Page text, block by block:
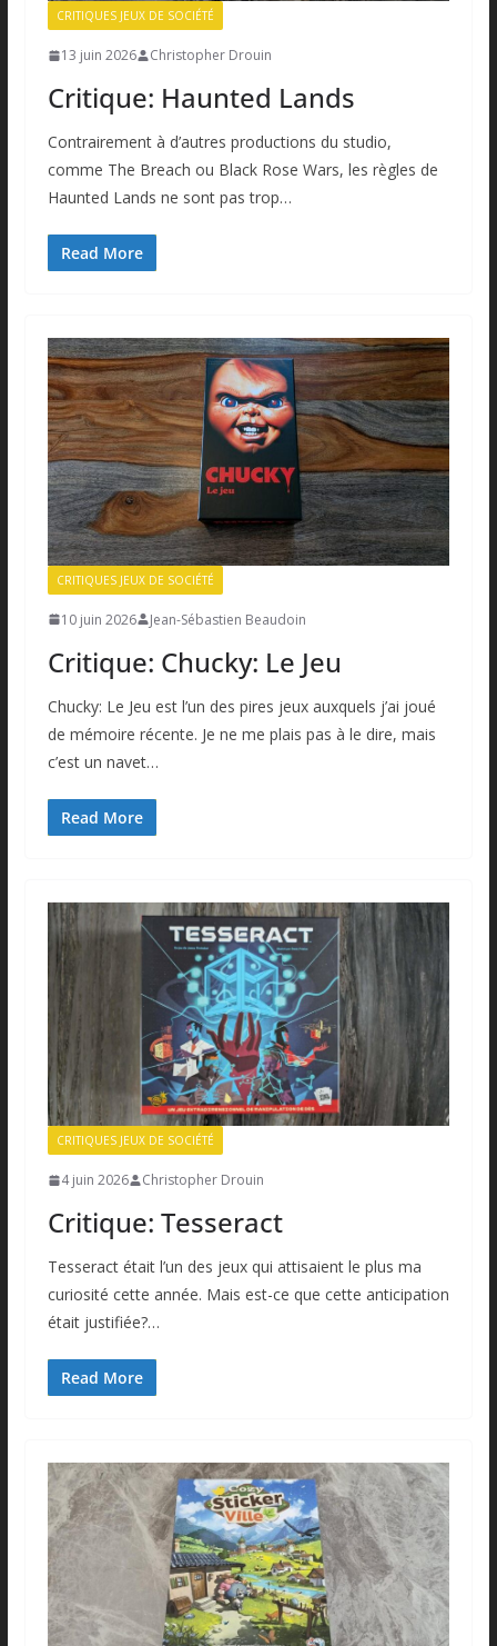
CRITIQUES JEUX DE SOCIÉTÉ
13 juin 2026 Christopher Drouin
Critique: Haunted Lands
Contrairement à d’autres productions du studio,
comme The Breach ou Black Rose Wars, les règles de
Haunted Lands ne sont pas trop…
Read More
CRITIQUES JEUX DE SOCIÉTÉ
10 juin 2026 Jean-Sébastien Beaudoin
Critique: Chucky: Le Jeu
Chucky: Le Jeu est l’un des pires jeux auxquels j’ai joué
de mémoire récente. Je ne me plais pas à le dire, mais
c’est un navet…
Read More
CRITIQUES JEUX DE SOCIÉTÉ
4 juin 2026 Christopher Drouin
Critique: Tesseract
Tesseract était l’un des jeux qui attisaient le plus ma
curiosité cette année. Mais est-ce que cette anticipation
était justifiée?…
Read More